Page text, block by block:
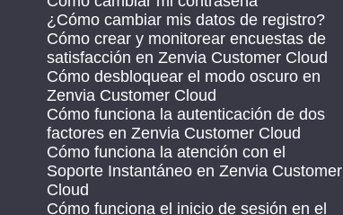
¿Cómo cambiar mis datos de registro?
Cómo crear y monitorear encuestas de
satisfacción en Zenvia Customer Cloud
Cómo desbloquear el modo oscuro en
Zenvia Customer Cloud
Cómo funciona la autenticación de dos
factores en Zenvia Customer Cloud
Cómo funciona la atención con el
Soporte Instantáneo en Zenvia Customer
Cloud
Cómo funciona el inicio de sesión en el